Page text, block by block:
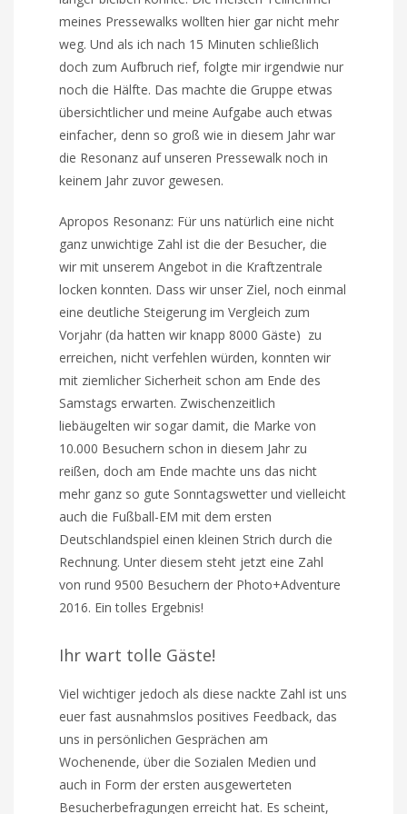
meines Pressewalks wollten hier gar nicht mehr
weg. Und als ich nach 15 Minuten schließlich
doch zum Aufbruch rief, folgte mir irgendwie nur
noch die Hälfte. Das machte die Gruppe etwas
übersichtlicher und meine Aufgabe auch etwas
einfacher, denn so groß wie in diesem Jahr war
die Resonanz auf unseren Pressewalk noch in
keinem Jahr zuvor gewesen.
Apropos Resonanz: Für uns natürlich eine nicht
ganz unwichtige Zahl ist die der Besucher, die
wir mit unserem Angebot in die Kraftzentrale
locken konnten. Dass wir unser Ziel, noch einmal
eine deutliche Steigerung im Vergleich zum
Vorjahr (da hatten wir knapp 8000 Gäste) zu
erreichen, nicht verfehlen würden, konnten wir
mit ziemlicher Sicherheit schon am Ende des
Samstags erwarten. Zwischenzeitlich
liebäugelten wir sogar damit, die Marke von
10.000 Besuchern schon in diesem Jahr zu
reißen, doch am Ende machte uns das nicht
mehr ganz so gute Sonntagswetter und vielleicht
auch die Fußball-EM mit dem ersten
Deutschlandspiel einen kleinen Strich durch die
Rechnung. Unter diesem steht jetzt eine Zahl
von rund 9500 Besuchern der Photo+Adventure
2016. Ein tolles Ergebnis!
Ihr wart tolle Gäste!
Viel wichtiger jedoch als diese nackte Zahl ist uns
euer fast ausnahmslos positives Feedback, das
uns in persönlichen Gesprächen am
Wochenende, über die Sozialen Medien und
auch in Form der ersten ausgewerteten
Besucherbefragungen erreicht hat. Es scheint,